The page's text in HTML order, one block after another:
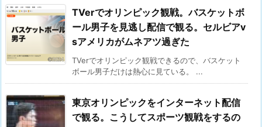
TVerでオリンピック観戦。バスケットボ
ール男子を見逃し配信で観る。セルビアv
sアメリカがムネアツ過ぎた
TVerでオリンピック観戦できるので、バスケット
ボール男子だけは熱心に見ている。 ...
東京オリンピックをインターネット配信
で観る。こうしてスポーツ観戦をするの